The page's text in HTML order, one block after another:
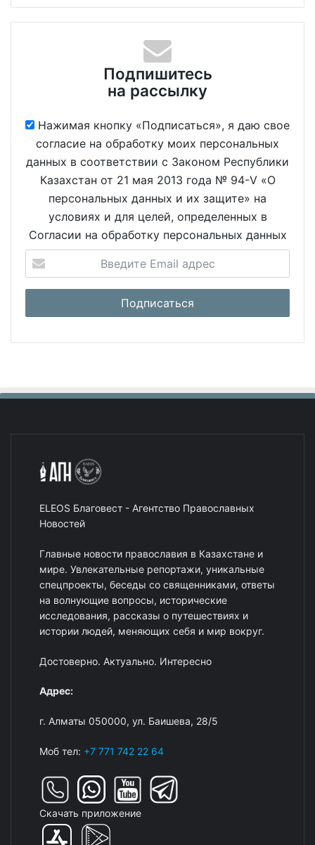
Подпишитесь
на рассылку
Нажимая кнопку «Подписаться», я даю свое
согласие на обработку моих персональных
данных в соответствии с Законом Республики
Казахстан от 21 мая 2013 года № 94-V «О
персональных данных и их защите» на
условиях и для целей, определенных в
Согласии на обработку персональных данных
ELEOS Благовест - Агентство Православных
Новостей
Главные новости православия в Казахстане и
мире. Увлекательные репортажи, уникальные
спецпроекты, беседы со священниками, ответы
на волнующие вопросы, исторические
исследования, рассказы о путешествиях и
истории людей, меняющих себя и мир вокруг.
Достоверно. Актуально. Интересно
Адрес:
г. Алматы 050000, ул. Баишева, 28/5
Моб тел: +7 771 742 22 64
Скачать приложение